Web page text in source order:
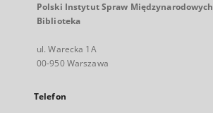
Polski Instytut Spraw Międzynarodowych
Biblioteka
ul. Warecka 1A
00-950 Warszawa
Telefon